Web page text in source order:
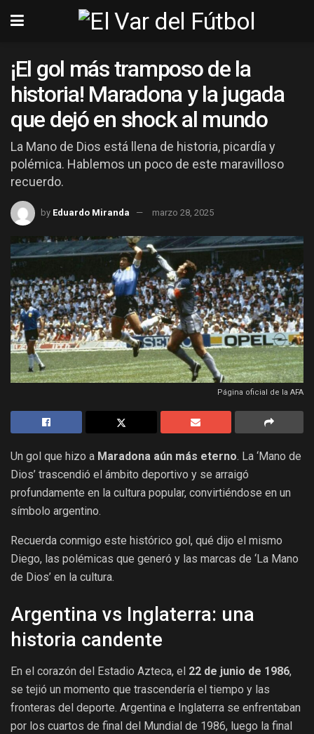
¡El gol más tramposo de la
historia! Maradona y la jugada
que dejó en shock al mundo
La Mano de Dios está llena de historia, picardía y
polémica. Hablemos un poco de este maravilloso
recuerdo.
by Eduardo Miranda marzo 28, 2025
Página oficial de la AFA
Un gol que hizo a Maradona aún más eterno. La ‘Mano de
Dios’ trascendió el ámbito deportivo y se arraigó
profundamente en la cultura popular, convirtiéndose en un
símbolo argentino.
Recuerda conmigo este histórico gol, qué dijo el mismo
Diego, las polémicas que generó y las marcas de ‘La Mano
de Dios’ en la cultura.
Argentina vs Inglaterra: una
historia candente
En el corazón del Estadio Azteca, el 22 de junio de 1986,
se tejió un momento que trascendería el tiempo y las
fronteras del deporte. Argentina e Inglaterra se enfrentaban
por los cuartos de final del Mundial de 1986, luego la final